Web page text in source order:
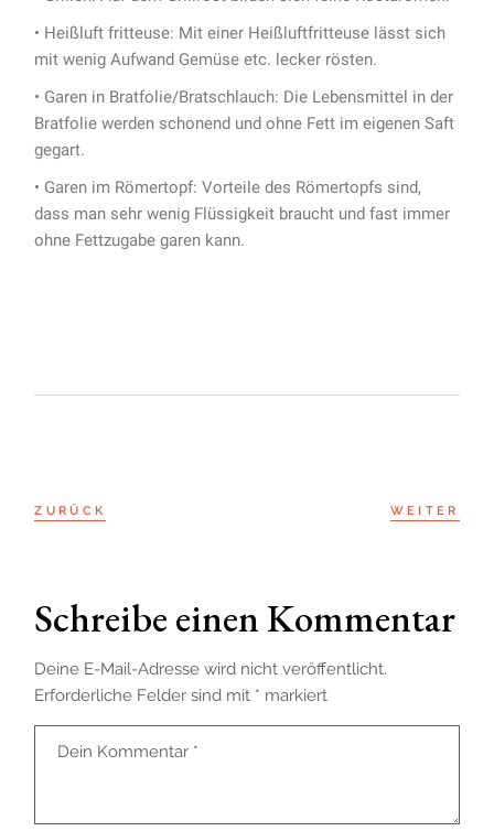
• Heißluft fritteuse: Mit einer Heißluftfritteuse lässt sich
mit wenig Aufwand Gemüse etc. lecker rösten.
• Garen in Bratfolie/Bratschlauch: Die Lebensmittel in der
Bratfolie werden schonend und ohne Fett im eigenen Saft
gegart.
• Garen im Römertopf: Vorteile des Römertopfs sind,
dass man sehr wenig Flüssigkeit braucht und fast immer
ohne Fettzugabe garen kann.
ZURÜCK WEITER
Schreibe einen Kommentar
Deine E-Mail-Adresse wird nicht veröffentlicht.
Erforderliche Felder sind mit * markiert